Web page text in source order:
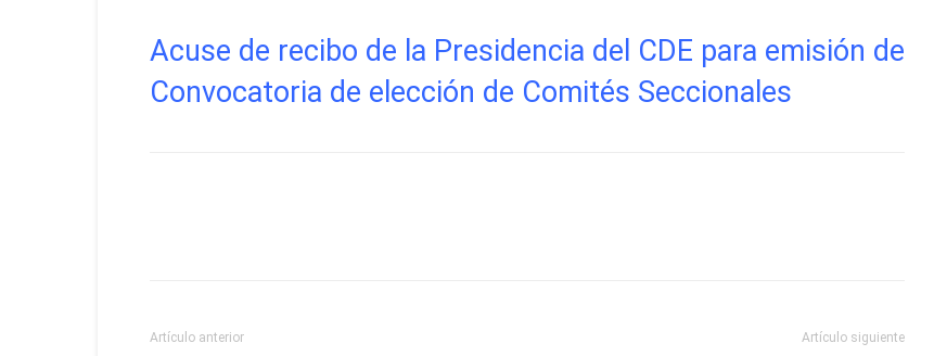
Acuse de recibo de la Presidencia del CDE para emisión de
Convocatoria de elección de Comités Seccionales
Artículo anterior Artículo siguiente